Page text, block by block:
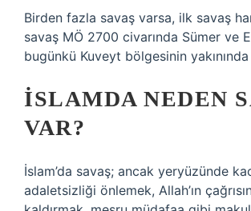
Birden fazla savaş varsa, ilk savaş
savaş MÖ 2700 civarında Sümer ve
bugünkü Kuveyt bölgesinin
İSLAMDA NEDEN
VAR?
İslam’da savaş; ancak yeryüzünde
adaletsizliği önlemek, Allah’ın